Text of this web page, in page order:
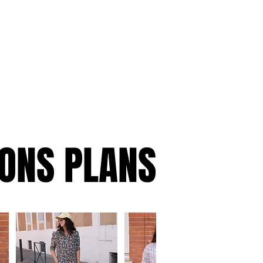
PLANS